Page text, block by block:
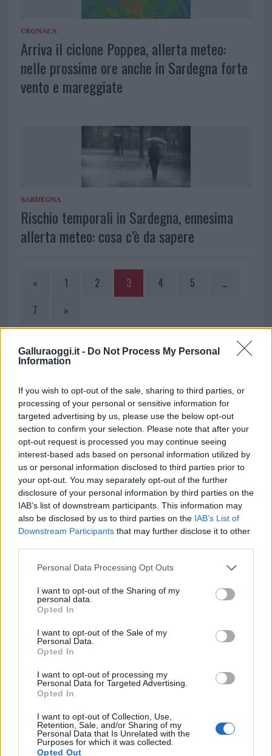
Galluraoggi.it - Do Not Process My Personal
Information
If you wish to opt-out of the sale, sharing to third parties, or
processing of your personal or sensitive information for
targeted advertising by us, please use the below opt-out
section to confirm your selection. Please note that after your
opt-out request is processed you may continue seeing
interest-based ads based on personal information utilized by
us or personal information disclosed to third parties prior to
your opt-out. You may separately opt-out of the further
disclosure of your personal information by third parties on the
IAB’s list of downstream participants. This information may
also be disclosed by us to third parties on the IAB’s List of
Downstream Participants that may further disclose it to other
Please note that this website/app uses one or more Google
not limited to your visit or usage behaviour. You may click to
grant or deny consent to Google and its third-party tags to
use your data for below specified purposes in below Google
consent section.
Personal Data Processing Opt Outs
I want to opt-out of the Sharing of my
personal data.
Opted In
I want to opt-out of the Sale of my
Personal Data.
Opted In
I want to opt-out of processing my
Personal Data for Targeted Advertising.
Opted In
I want to opt-out of Collection, Use,
Retention, Sale, and/or Sharing of my
Personal Data that Is Unrelated with the
Purposes for which it was collected.
Opted Out
CRONACA
Arriva il ciclone Poppea, allerta meteo:
nelle prossime ore anche in Sardegna forte
vento e mareggiate
SARDEGNA
Rischio temporali in Sardegna, ennesima
allerta meteo: cosa c’è da sapere
« 1 2 3 4 5
…
7
»
NOTIZIE RECENTI
Calangianus, dopo le polemiche il centro
accoglienza minori chiude
Olbia, divieto di sosta contro spaccio e degrado:
esplode la protesta
Pausa caffè impeccabile: come scegliere la
soluzione ideale per la casa e l’ufficio
Monte Pino, la fine di un lungo dolore: storia e
rinascita della strada che segnò la Gallura
Raid nelle campagne di Berchidda, rischio per
la rete elettrica
Monte Pino, via i cancelli del cantiere: la Gallura
Nuovi stalli residenti a Palau, il Comune
completa l’iter